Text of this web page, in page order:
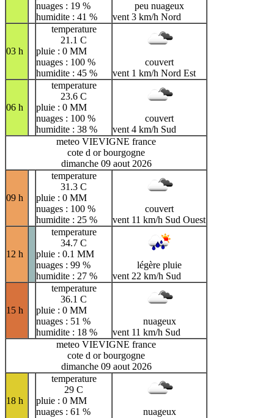
nuages : 19 %
humidite : 41 %
peu nuageux
vent 3 km/h Nord
03 h
temperature
21.1 C
pluie : 0 MM
nuages : 100 %
humidite : 45 %
couvert
vent 1 km/h Nord Est
06 h
temperature
23.6 C
pluie : 0 MM
nuages : 100 %
humidite : 38 %
couvert
vent 4 km/h Sud
meteo VIEVIGNE france
cote d or bourgogne
dimanche 09 aout 2026
09 h
temperature
31.3 C
pluie : 0 MM
nuages : 100 %
humidite : 25 %
couvert
vent 11 km/h Sud Ouest
12 h
temperature
34.7 C
pluie : 0.1 MM
nuages : 99 %
humidite : 27 %
légère pluie
vent 22 km/h Sud
15 h
temperature
36.1 C
pluie : 0 MM
nuages : 51 %
humidite : 18 %
nuageux
vent 11 km/h Sud
meteo VIEVIGNE france
cote d or bourgogne
dimanche 09 aout 2026
18 h
temperature
29 C
pluie : 0 MM
nuages : 61 %
nuageux